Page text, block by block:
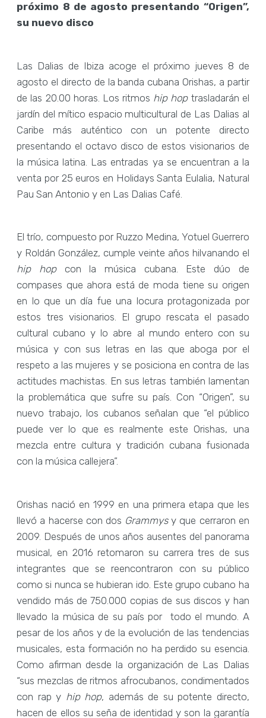
próximo 8 de agosto presentando “Origen”,
su nuevo disco
Las Dalias de Ibiza acoge el próximo jueves 8 de
agosto el directo de la banda cubana Orishas, a partir
de las 20.00 horas. Los ritmos hip hoptrasladarán el
jardín del mítico espacio multicultural de Las Dalias al
Caribe más auténtico con un potente directo
presentando el octavo disco de estos visionarios de
la música latina. Las entradas ya se encuentran a la
venta por 25 euros en Holidays Santa Eulalia, Natural
Pau San Antonio y en Las Dalias Café.
El trío, compuesto por Ruzzo Medina, Yotuel Guerrero
y Roldán González, cumple veinte años hilvanando el
hip hopcon la música cubana. Este dúo de
compases que ahora está de moda tiene su origen
en lo que un día fue una locura protagonizada por
estos tres visionarios. El grupo rescata el pasado
cultural cubano y lo abre al mundo entero con su
música y con sus letras en las que aboga por el
respeto a las mujeres y se posiciona en contra de las
actitudes machistas. En sus letras también lamentan
la problemática que sufre su país. Con “Origen”, su
nuevo trabajo, los cubanos señalan que “el público
puede ver lo que es realmente este Orishas, una
mezcla entre cultura y tradición cubana fusionada
con la música callejera”.
Orishas nació en 1999 en una primera etapa que les
llevó a hacerse con dos Grammysy que cerraron en
2009. Después de unos años ausentes del panorama
musical, en 2016 retomaron su carrera tres de sus
integrantes que se reencontraron con su público
como si nunca se hubieran ido. Este grupo cubano ha
vendido más de 750.000 copias de sus discos y han
llevado la música de su país por todo el mundo. A
pesar de los años y de la evolución de las tendencias
musicales, esta formación no ha perdido su esencia.
Como afirman desde la organización de Las Dalias
“sus mezclas de ritmos afrocubanos, condimentados
con rap y hip hop, además de su potente directo,
hacen de ellos su seña de identidad y son la garantía